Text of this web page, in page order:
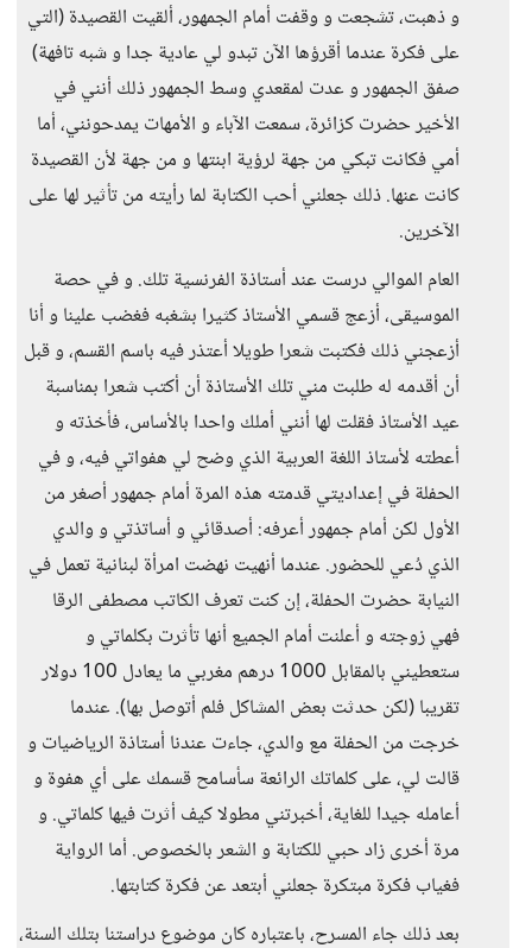
و ذهبت، تشجعت و وقفت أمام الجمهور، ألقيت القصيدة (التي
على فكرة عندما أقرؤها الآن تبدو لي عادية جدا و شبه تافهة)
صفق الجمهور و عدت لمقعدي وسط الجمهور ذلك أنني في
الأخير حضرت كزائرة، سمعت الآباء و الأمهات يمدحونني، أما
أمي فكانت تبكي من جهة لرؤية ابنتها و من جهة لأن القصيدة
كانت عنها. ذلك جعلني أحب الكتابة لما رأيته من تأثير لها على
الآخرين.
العام الموالي درست عند أستاذة الفرنسية تلك. و في حصة
الموسيقى، أزعج قسمي الأستاذ كثيرا بشغبه فغضب علينا و أنا
أزعجني ذلك فكتبت شعرا طويلا أعتذر فيه باسم القسم، و قبل
أن أقدمه له طلبت مني تلك الأستاذة أن أكتب شعرا بمناسبة
عيد الأستاذ فقلت لها أنني أملك واحدا بالأساس، فأخذته و
أعطته لأستاذ اللغة العربية الذي وضح لي هفواتي فيه، و في
الحفلة في إعداديتي قدمته هذه المرة أمام جمهور أصغر من
الأول لكن أمام جمهور أعرفه: أصدقائي و أساتذتي و والدي
الذي دُعي للحضور. عندما أنهيت نهضت امرأة لبنانية تعمل في
النيابة حضرت الحفلة، إن كنت تعرف الكاتب مصطفى الرقا
فهي زوجته و أعلنت أمام الجميع أنها تأثرت بكلماتي و
ستعطيني بالمقابل 1000 درهم مغربي ما يعادل 100 دولار
تقريبا (لكن حدثت بعض المشاكل فلم أتوصل بها). عندما
خرجت من الحفلة مع والدي، جاءت عندنا أستاذة الرياضيات و
قالت لي، على كلماتك الرائعة سأسامح قسمك على أي هفوة و
أعامله جيدا للغاية، أخبرتني مطولا كيف أثرت فيها كلماتي. و
مرة أخرى زاد حبي للكتابة و الشعر بالخصوص. أما الرواية
فغياب فكرة مبتكرة جعلني أبتعد عن فكرة كتابتها.
بعد ذلك جاء المسرح، باعتباره كان موضوع دراستنا بتلك السنة،